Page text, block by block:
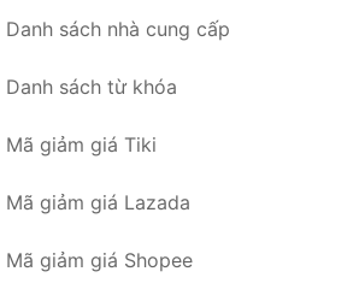
Danh sách nhà cung cấp
Danh sách từ khóa
Mã giảm giá Tiki
Mã giảm giá Lazada
Mã giảm giá Shopee